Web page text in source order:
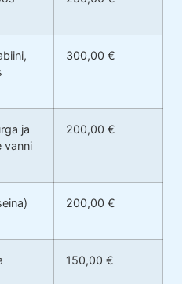
300,00 €
ja
vanni
200,00 €
200,00 €
150,00 €